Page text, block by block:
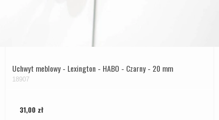
Uchwyt meblowy - Lexington - HABO - Czarny - 20 mm
18907
31,00 zł